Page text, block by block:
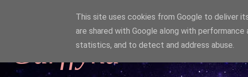
Garffyka
This site uses cookies from Google to deliver
are shared with Google along with
statistics, and to detect and address abuse.